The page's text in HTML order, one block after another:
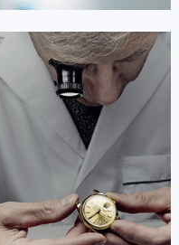
艾莉森·安吉莉亚
资深万宝龙技师
是万宝龙售后服务中心
(万宝龙保养维修中心)
的高级技师之一
Shenzhen montblanc Maintain center
 深圳万宝龙维修